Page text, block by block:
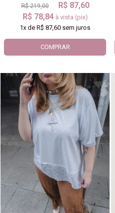
R$ 219,00
R$ 87,60
R$ 78,84 à vista (pix)
1x deR$ 87,60 sem juros
COMPRAR